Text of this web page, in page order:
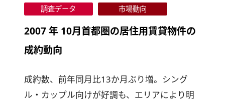
調査データ 市場動向
2007 年 10月首都圏の居住用賃貸物件の
成約動向
成約数、前年同月比13か月ぶり増。シング
ル・カップル向けが好調も、エリアにより明